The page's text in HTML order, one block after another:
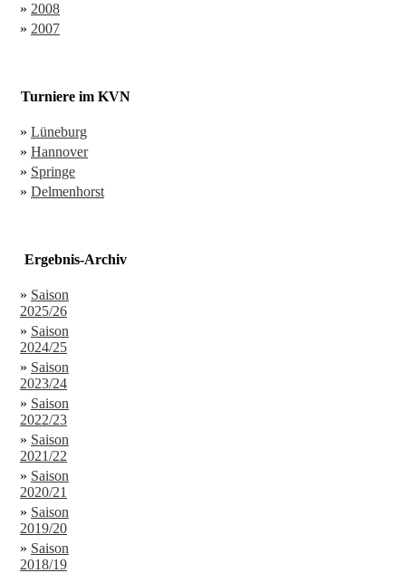
» 2008
» 2007
Turniere im KVN
» Lüneburg
» Hannover
» Springe
» Delmenhorst
Ergebnis-Archiv
» Saison
2025/26
» Saison
2024/25
» Saison
2023/24
» Saison
2022/23
» Saison
2021/22
» Saison
2020/21
» Saison
2019/20
» Saison
2018/19